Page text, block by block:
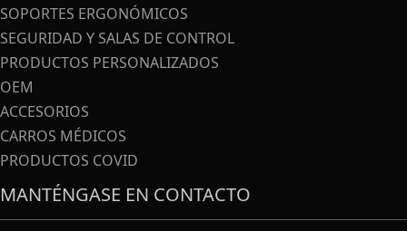
SOPORTES ERGONÓMICOS
SEGURIDAD Y SALAS DE CONTROL
PRODUCTOS PERSONALIZADOS
OEM
ACCESORIOS
CARROS MÉDICOS
PRODUCTOS COVID
MANTÉNGASE EN CONTACTO